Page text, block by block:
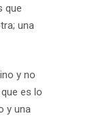
que
una
y no
es lo
y una